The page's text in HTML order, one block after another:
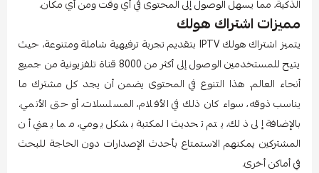
الذكية، مما يسهل الوصول إلى المحتوى في أي وقت ومن أي مكان.
مميزات اشتراك هولك
يتميز اشتراك هولك IPTV بتقديم تجربة ترفيهية شاملة ومتنوعة، حيث
يتيح للمستخدمين الوصول إلى أكثر من 8000 قناة تلفزيونية من جميع
أنحاء العالم. هذا التنوع في المحتوى يضمن أن يجد كل مشترك ما
يناسب ذوقه، سواء كان ذلك في الأفلام، المسلسلات، أو حتى الأنمي.
بالإضافة إلى ذلك، يتم تحديث المكتبة بشكل يومي، مما يعني أن
المشتركين يمكنهم الاستمتاع بأحدث الإصدارات دون الحاجة للبحث
في أماكن أخرى.